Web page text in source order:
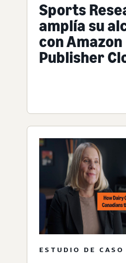
Sports
amplía su
con Amazon
Publisher
ESTUDIO DE CASO